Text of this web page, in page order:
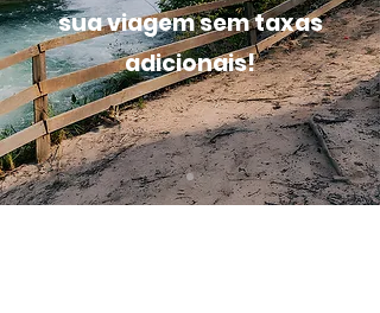
sua viagem sem taxas
adicionais!